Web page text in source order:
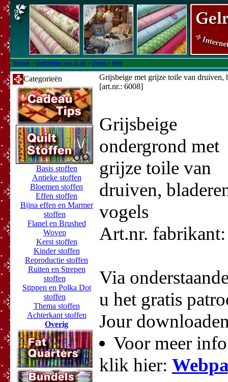
Winkel » QuiltStoffen van de rol » Overig » 6008
Categorieën
Basis stoffen
Antieke stoffen
Bloemen stoffen
Effen stoffen
Bijna effen en Marmer
stoffen
Flanel en Brushed
Woven
Kerst stoffen
Kinder stoffen
Reproductie stoffen
Ruiten en Strepen
stoffen
Stippen en Polka Dot
stoffen
Thema stoffen
Achterkant stoffen
Overig
Grijsbeige met grijze toile van druiven,
[art.nr.: 6008]
Grijsbeige
ondergrond met
grijze toile van
druiven,
vogels
Art.nr.
Via
u het gratis
Jour
Voor meer
klik hier: